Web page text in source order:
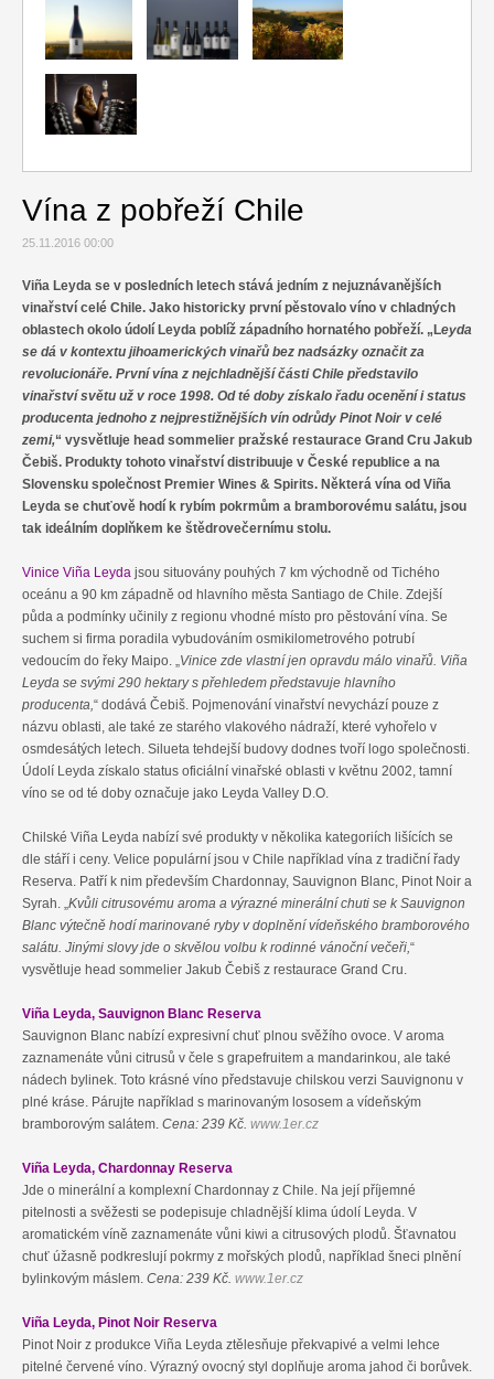
Relax
Vína z pobřeží Chile
25.11.2016 00:00
Viña Leyda se v posledních letech stává jedním z nejuznávanějších
vinařství celé Chile. Jako historicky první pěstovalo víno v chladných
oblastech okolo údolí Leyda poblíž západního hornatého pobřeží. „Leyda
se dá v kontextu jihoamerických vinařů bez nadsázky označit za
revolucionáře. První vína z nejchladnější části Chile představilo
vinařství světu už v roce 1998. Od té doby získalo řadu ocenění i status
producenta jednoho z nejprestižnějších vín odrůdy Pinot Noir v celé
zemi,“ vysvětluje head sommelier pražské restaurace Grand Cru Jakub
Čebiš. Produkty tohoto vinařství distribuuje v České republice a na
Slovensku společnost Premier Wines & Spirits. Některá vína od Viña
Leyda se chuťově hodí k rybím pokrmům a bramborovému salátu, jsou
tak ideálním doplňkem ke štědrovečernímu stolu.
Vinice Viña Leyda jsou situovány pouhých 7 km východně od Tichého
oceánu a 90 km západně od hlavního města Santiago de Chile. Zdejší
půda a podmínky učinily z regionu vhodné místo pro pěstování vína. Se
suchem si firma poradila vybudováním osmikilometrového potrubí
vedoucím do řeky Maipo. „Vinice zde vlastní jen opravdu málo vinařů. Viña
Leyda se svými 290 hektary s přehledem představuje hlavního
producenta,“ dodává Čebiš. Pojmenování vinařství nevychází pouze z
názvu oblasti, ale také ze starého vlakového nádraží, které vyhořelo v
osmdesátých letech. Silueta tehdejší budovy dodnes tvoří logo společnosti.
Údolí Leyda získalo status oficiální vinařské oblasti v květnu 2002, tamní
víno se od té doby označuje jako Leyda Valley D.O.
Chilské Viña Leyda nabízí své produkty v několika kategoriích lišících se
dle stáří i ceny. Velice populární jsou v Chile například vína z tradiční řady
Reserva. Patří k nim především Chardonnay, Sauvignon Blanc, Pinot Noir a
Syrah. „Kvůli citrusovému aroma a výrazné minerální chuti se k Sauvignon
Blanc výtečně hodí marinované ryby v doplnění vídeňského bramborového
salátu. Jinými slovy jde o skvělou volbu k rodinné vánoční večeři,“
vysvětluje head sommelier Jakub Čebiš z restaurace Grand Cru.
Viña Leyda, Sauvignon Blanc Reserva
Sauvignon Blanc nabízí expresivní chuť plnou svěžího ovoce. V aroma
zaznamenáte vůni citrusů v čele s grapefruitem a mandarinkou, ale také
nádech bylinek. Toto krásné víno představuje chilskou verzi Sauvignonu v
plné kráse. Párujte například s marinovaným lososem a vídeňským
bramborovým salátem. Cena: 239 Kč. www.1er.cz
Viña Leyda, Chardonnay Reserva
Jde o minerální a komplexní Chardonnay z Chile. Na její příjemné
pitelnosti a svěžesti se podepisuje chladnější klima údolí Leyda. V
aromatickém víně zaznamenáte vůni kiwi a citrusových plodů. Šťavnatou
chuť úžasně podkreslují pokrmy z mořských plodů, například šneci plnění
bylinkovým máslem. Cena: 239 Kč. www.1er.cz
Viña Leyda, Pinot Noir Reserva
Pinot Noir z produkce Viña Leyda ztělesňuje překvapivé a velmi lehce
pitelné červené víno. Výrazný ovocný styl doplňuje aroma jahod či borůvek.